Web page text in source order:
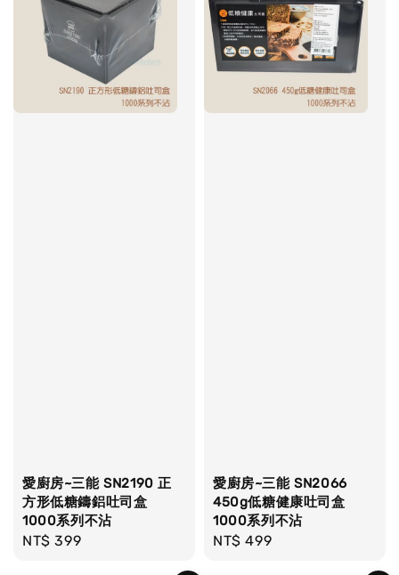
愛廚房~三能 SN2190 正
方形低糖鑄鋁吐司盒
1000系列不沾
Regular
NT$ 399
愛廚房~三能 SN2066
450g低糖健康吐司盒
1000系列不沾
Regular
NT$ 499